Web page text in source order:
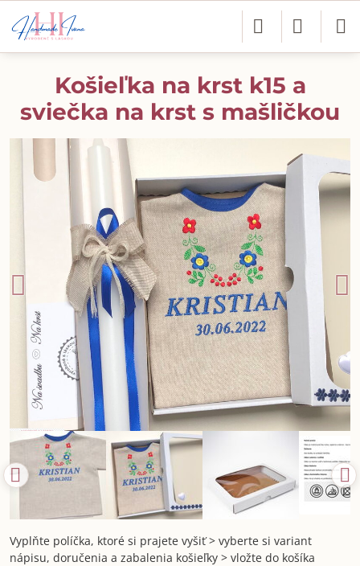
Košieľka na krst k15 a
sviečka na krst s mašličkou
Vyplňte políčka, ktoré si prajete vyšiť > vyberte si variant
nápisu, doručenia a zabalenia košieľky > vložte do košíka